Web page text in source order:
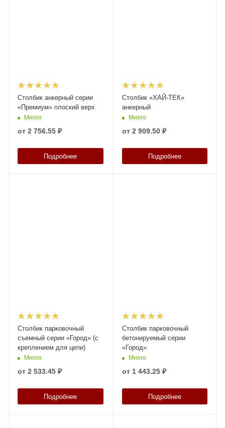
Столбик анкерный серии
«Премиум» плоский верх
Много
от 2 756.55 ₽
Подробнее
Столбик «ХАЙ-ТЕК»
анкерный
Много
от 2 909.50 ₽
Подробнее
Столбик парковочный
съемный серии «Город» (с
креплением для цепи)
Много
от 2 533.45 ₽
Подробнее
Столбик парковочный
бетонируемый серии
«Город»
Много
от 1 443.25 ₽
Подробнее